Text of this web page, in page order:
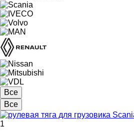
Все
Все
1